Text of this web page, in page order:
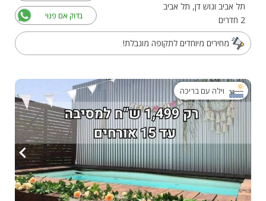
תל אביב וגוש דן, תל אביב
2 חדרים
בדוק אם פנוי
מחירים מיוחדים לתקופה מוגבלת!
וילה עם בריכה